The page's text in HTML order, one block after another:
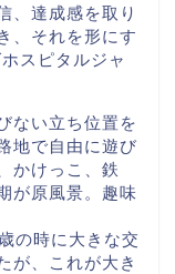
、達成感を取り
、それを形にす
スピタルジャ
ない立ち位置を
地で自由に遊び
かけっこ、鉄
が原風景。趣味
の時に大きな交
が、これが大き